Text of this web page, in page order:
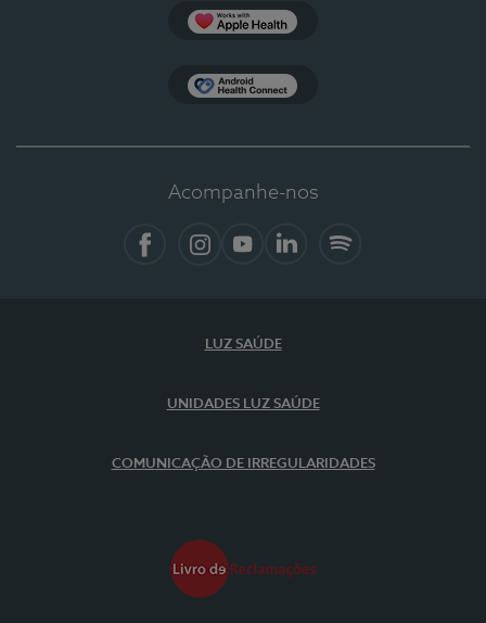
Acompanhe-nos
LUZ SAÚDE
UNIDADES LUZ SAÚDE
COMUNICAÇÃO DE IRREGULARIDADES